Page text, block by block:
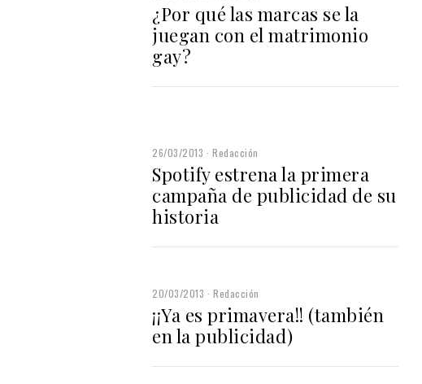
¿Por qué las marcas se la
juegan con el matrimonio
gay?
26/03/2013 Redacción
Spotify estrena la primera
campaña de publicidad de su
historia
20/03/2013 Redacción
¡¡Ya es primavera!! (también
en la publicidad)